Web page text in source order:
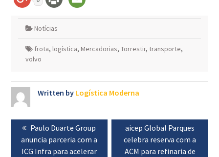
Notícias
frota, logística, Mercadorias, Torrestir, transporte,
volvo
Written by Logística Moderna
Navegação
artigos
Previous
post:
Paulo Duarte Group
anuncia parceria com a
ICG Infra para acelerar
Next
post:
aicep Global Parques
celebra reserva com a
ACM para refinaria de